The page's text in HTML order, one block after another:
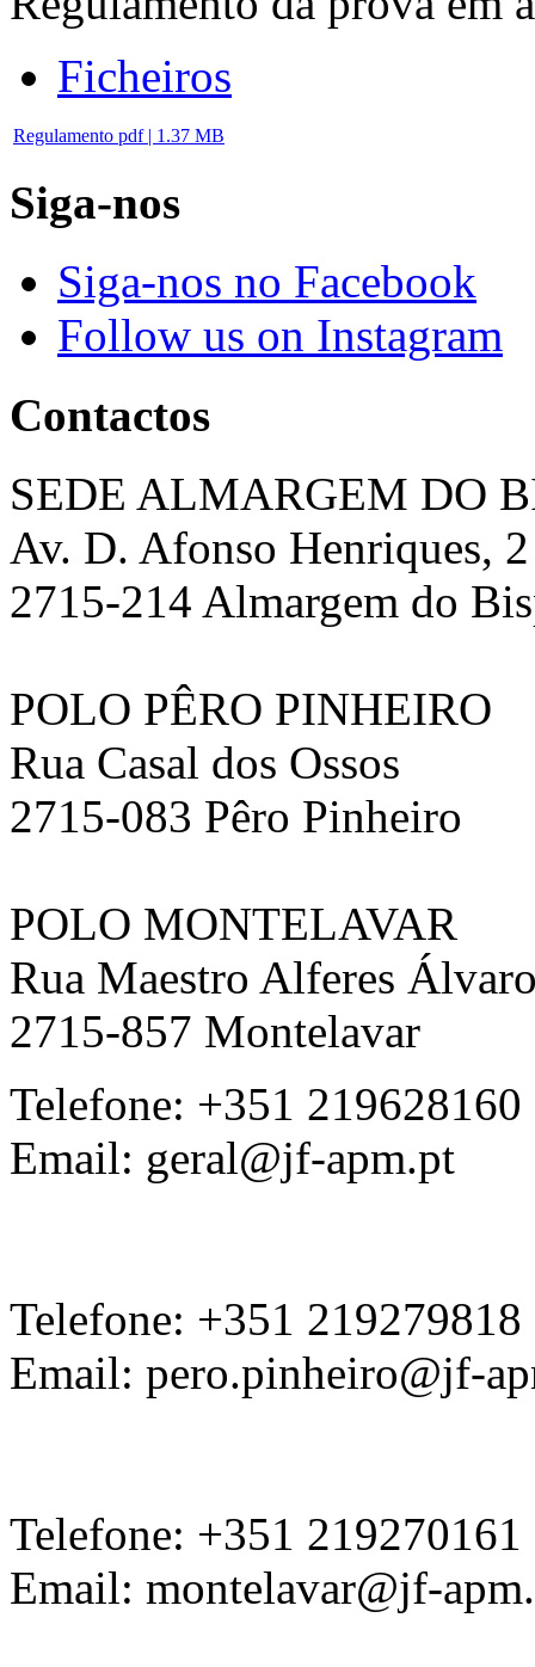
Ficheiros
Regulamento pdf | 1.37 MB
Siga-nos
Siga-nos no Facebook
Follow us on Instagram
Contactos
SEDE ALMARGEM DO
Av. D. Afonso Henriques, 2
2715-214 Almargem do
POLO PÊRO PINHEIRO
Rua Casal dos Ossos
2715-083 Pêro Pinheiro
POLO MONTELAVAR
Rua Maestro Alferes
2715-857 Montelavar ‎
Telefone: +351
Email: geral@jf-apm.pt
Telefone: +351
Email: pero.pinheiro@jf-
Telefone: +351
Email: montelavar@jf-